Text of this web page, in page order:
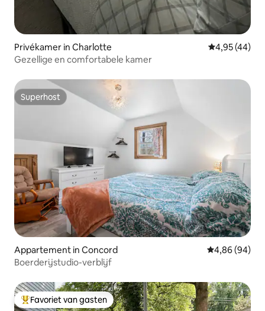
Privékamer in Charlotte Gemiddelde
4,95 (44)
Gezellige en comfortabele kamer
Superhost
Superhost
Appartement in Concord Gemiddelde
4,86 (94)
Boerderijstudio-verblijf
Topfavoriet van gasten
Favoriet van gasten